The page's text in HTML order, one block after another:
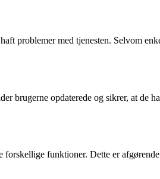
problemer med tjenesten. Selvom
brugerne opdaterede og sikrer, at de
funktioner. Dette er